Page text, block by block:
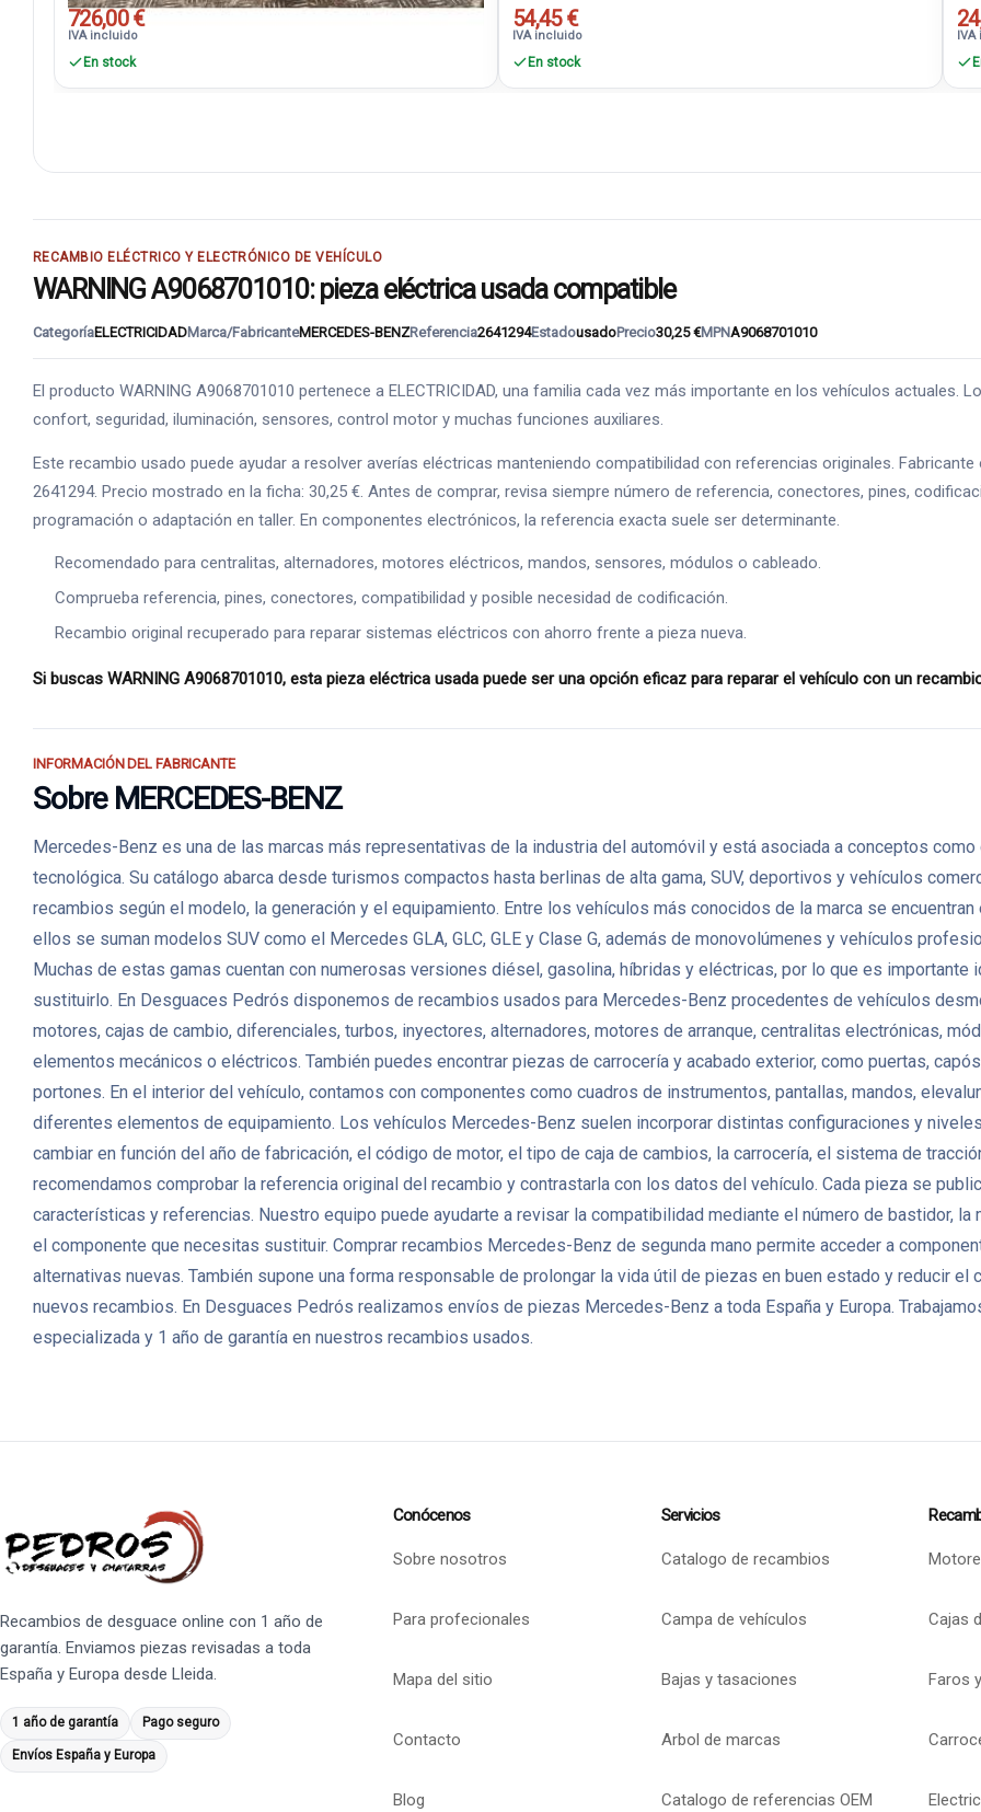
726,00 €
IVA incluido
En stock
54,45 €
IVA incluido
En stock
RECAMBIO ELÉCTRICO Y ELECTRÓNICO DE VEHÍCULO
WARNING A9068701010: pieza eléctrica usada compatible
CategoríaELECTRICIDADMarca/FabricanteMERCEDES-BENZReferencia2641294EstadousadoPrecio30,25 €MPNA9068701010
El producto WARNING A9068701010 pertenece a ELECTRICIDAD, una familia cada vez más importante en los vehículos
confort, seguridad, iluminación, sensores, control motor y muchas funciones auxiliares.
Este recambio usado puede ayudar a resolver averías eléctricas manteniendo compatibilidad con referencias originales. Fabricante
2641294. Precio mostrado en la ficha: 30,25 €. Antes de comprar, revisa siempre número de referencia, conectores, pines,
programación o adaptación en taller. En componentes electrónicos, la referencia exacta suele ser determinante.
Recomendado para centralitas, alternadores, motores eléctricos, mandos, sensores, módulos o cableado.
Comprueba referencia, pines, conectores, compatibilidad y posible necesidad de codificación.
Recambio original recuperado para reparar sistemas eléctricos con ahorro frente a pieza nueva.
Si buscas WARNING A9068701010, esta pieza eléctrica usada puede ser una opción eficaz para reparar el vehículo con un
INFORMACIÓN DEL FABRICANTE
Sobre MERCEDES-BENZ
Mercedes-Benz es una de las marcas más representativas de la industria del automóvil y está asociada a conceptos
tecnológica. Su catálogo abarca desde turismos compactos hasta berlinas de alta gama, SUV, deportivos y vehículos
recambios según el modelo, la generación y el equipamiento. Entre los vehículos más conocidos de la marca se
ellos se suman modelos SUV como el Mercedes GLA, GLC, GLE y Clase G, además de monovolúmenes y vehículos
Muchas de estas gamas cuentan con numerosas versiones diésel, gasolina, híbridas y eléctricas, por lo que es
sustituirlo. En Desguaces Pedrós disponemos de recambios usados para Mercedes-Benz procedentes de vehículos
motores, cajas de cambio, diferenciales, turbos, inyectores, alternadores, motores de arranque, centralitas electrónicas,
elementos mecánicos o eléctricos. También puedes encontrar piezas de carrocería y acabado exterior, como puertas,
portones. En el interior del vehículo, contamos con componentes como cuadros de instrumentos, pantallas, mandos,
diferentes elementos de equipamiento. Los vehículos Mercedes-Benz suelen incorporar distintas configuraciones y
cambiar en función del año de fabricación, el código de motor, el tipo de caja de cambios, la carrocería, el sistema de
recomendamos comprobar la referencia original del recambio y contrastarla con los datos del vehículo. Cada pieza se
características y referencias. Nuestro equipo puede ayudarte a revisar la compatibilidad mediante el número de bastidor,
el componente que necesitas sustituir. Comprar recambios Mercedes-Benz de segunda mano permite acceder a
alternativas nuevas. También supone una forma responsable de prolongar la vida útil de piezas en buen estado y reducir
nuevos recambios. En Desguaces Pedrós realizamos envíos de piezas Mercedes-Benz a toda España y Europa.
especializada y 1 año de garantía en nuestros recambios usados.
Recambios de desguace online con 1 año de
garantía. Enviamos piezas revisadas a toda
España y Europa desde Lleida.
1 año de garantía Pago seguro
Envíos España y Europa
Conócenos
Sobre nosotros
Para profecionales
Mapa del sitio
Contacto
Blog
Servicios
Catalogo de recambios
Campa de vehículos
Bajas y tasaciones
Arbol de marcas
Catalogo de referencias OEM
Cajas
Faros